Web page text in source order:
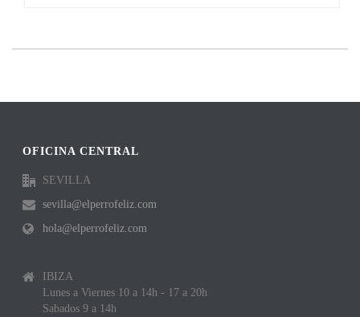
OFICINA CENTRAL
SEVILLA
sevilla@elperrofeliz.com
hola@elperrofeliz.com
IBIZA
Lunes a Viernes 10 a 14h - 17 a 20h
Sabados 9 a 14h